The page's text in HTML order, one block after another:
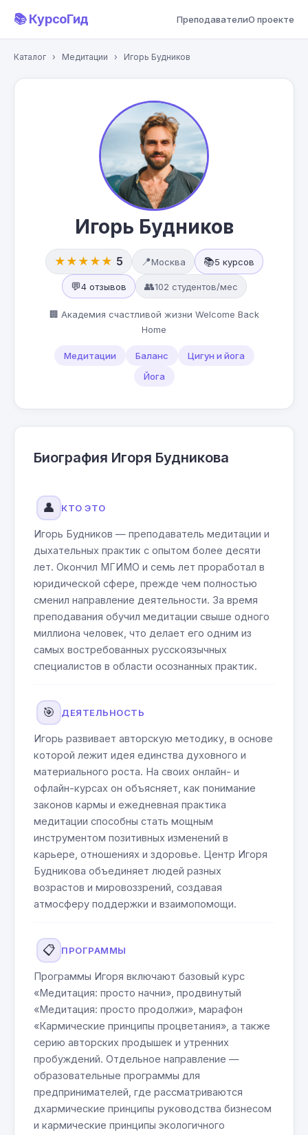
📚 КурсоГид ПреподавателиО проекте
Каталог › Медитации › Игорь Будников
Игорь Будников
★★★★★ 5 📍Москва 📚5 курсов
💬4 отзывов 👥102 студентов/мес
🏢 Академия счастливой жизни Welcome Back
Home
Медитации Баланс
Цигун и йога
Йога
Биография Игоря Будникова
👤 КТО ЭТО
Игорь Будников — преподаватель медитации и
дыхательных практик с опытом более десяти
лет. Окончил МГИМО и семь лет проработал в
юридической сфере, прежде чем полностью
сменил направление деятельности. За время
преподавания обучил медитации свыше одного
миллиона человек, что делает его одним из
самых востребованных русскоязычных
специалистов в области осознанных практик.
🎯 ДЕЯТЕЛЬНОСТЬ
Игорь развивает авторскую методику, в основе
которой лежит идея единства духовного и
материального роста. На своих онлайн- и
офлайн-курсах он объясняет, как понимание
законов кармы и ежедневная практика
медитации способны стать мощным
инструментом позитивных изменений в
карьере, отношениях и здоровье. Центр Игоря
Будникова объединяет людей разных
возрастов и мировоззрений, создавая
атмосферу поддержки и взаимопомощи.
📋 ПРОГРАММЫ
Программы Игоря включают базовый курс
«Медитация: просто начни», продвинутый
«Медитация: просто продолжи», марафон
«Кармические принципы процветания», а также
серию авторских продышек и утренних
пробуждений. Отдельное направление —
образовательные программы для
предпринимателей, где рассматриваются
дхармические принципы руководства бизнесом
и кармические принципы экологичного